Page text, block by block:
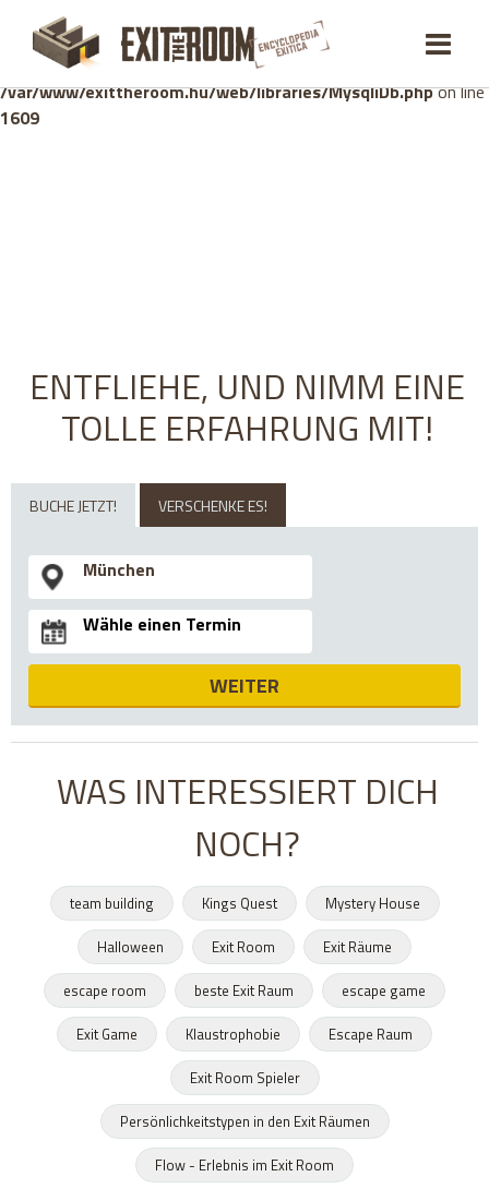
Warning: mysqli_stmt::bind_param(): Number of variables
doesn't match number of parameters in prepared statement in
/var/www/exittheroom.hu/web/libraries/MysqliDb.phpon line
1609
ENTFLIEHE, UND NIMM EINE
TOLLE ERFAHRUNG MIT!
BUCHE JETZT! VERSCHENKE ES!
WEITER
WAS INTERESSIERT DICH
NOCH?
team building Kings Quest
Mystery House
Halloween
Exit Room
Exit Räume
escape room
beste Exit Raum
escape game
Exit Game
Klaustrophobie
Escape Raum
Exit Room Spieler
Persönlichkeitstypen in den Exit Räumen
Flow - Erlebnis im Exit Room